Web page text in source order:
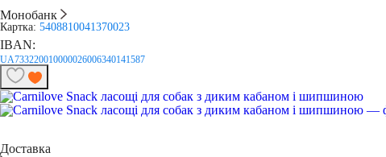
Монобанк
Картка: 5408810041370023
IBAN:
UA733220010000026006340141587
Доставка